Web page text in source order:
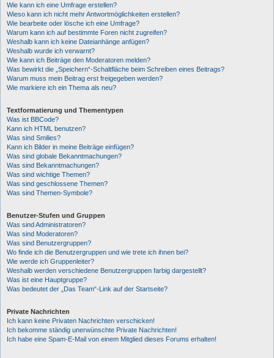
Wie kann ich eine Umfrage erstellen?
Wieso kann ich nicht mehr Antwortmöglichkeiten erstellen?
Wie bearbeite oder lösche ich eine Umfrage?
Warum kann ich auf bestimmte Foren nicht zugreifen?
Weshalb kann ich keine Dateianhänge anfügen?
Weshalb wurde ich verwarnt?
Wie kann ich Beiträge den Moderatoren melden?
Was bewirkt die „Speichern“-Schaltfläche beim Schreiben eines Beitrags?
Warum muss mein Beitrag erst freigegeben werden?
Wie markiere ich ein Thema als neu?
Textformatierung und Thementypen
Was ist BBCode?
Kann ich HTML benutzen?
Was sind Smilies?
Kann ich Bilder in meine Beiträge einfügen?
Was sind globale Bekanntmachungen?
Was sind Bekanntmachungen?
Was sind wichtige Themen?
Was sind geschlossene Themen?
Was sind Themen-Symbole?
Benutzer-Stufen und Gruppen
Was sind Administratoren?
Was sind Moderatoren?
Was sind Benutzergruppen?
Wo finde ich die Benutzergruppen und wie trete ich ihnen bei?
Wie werde ich Gruppenleiter?
Weshalb werden verschiedene Benutzergruppen farbig dargestellt?
Was ist eine Hauptgruppe?
Was bedeutet der „Das Team“-Link auf der Startseite?
Private Nachrichten
Ich kann keine Privaten Nachrichten verschicken!
Ich bekomme ständig unerwünschte Private Nachrichten!
Ich habe eine Spam-E-Mail von einem Mitglied dieses Forums erhalten!